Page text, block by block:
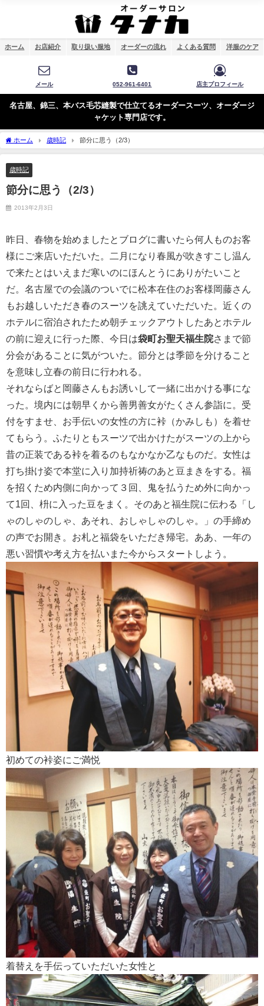
ホーム お店紹介 取り扱い服地 オーダーの流れ よくある質問 洋服のケア
メール 052-961-6401 店主プロフィール
名古屋、錦三、本バス毛芯縫製で仕立てるオーダースーツ、オーダージ
ャケット専門店です。
ホーム 歳時記 節分に思う（2/3）
歳時記
節分に思う（2/3）
2013年2月3日
昨日、春物を始めましたとブログに書いたら何人ものお客
様にご来店いただいた。二月になり春風が吹きすこし温ん
で来たとはいえまだ寒いのにほんとうにありがたいこと
だ。名古屋での会議のついでに松本在住のお客様岡藤さん
もお越しいただき春のスーツを誂えていただいた。近くの
ホテルに宿泊されたため朝チェックアウトしたあとホテル
の前に迎えに行った際、今日は袋町お聖天福生院さまで節
分会があることに気がついた。 節分とは季節を分けること
を意味し立春の前日に行われる。
それならばと岡藤さんもお誘いして一緒に出かける事にな
った。境内には朝早くから善男善女がたくさん参詣に。受
付をすませ、お手伝いの女性の方に裃（かみしも）を着せ
てもらう。ふたりともスーツで出かけたがスーツの上から
昔の正装である裃を着るのもなかなか乙なものだ。女性は
打ち掛け姿で本堂に入り加持祈祷のあと豆まきをする。福
を招くため内側に向かって３回、鬼を払うため外に向かっ
て1回、枡に入った豆をまく。そのあと福生院に伝わる「し
ゃのしゃのしゃ、あそれ、おしゃしゃのしゃ。」の手締め
の声でお開き。 お札と福袋をいただき帰宅。 ああ、一年の
悪い習慣や考え方を払いまた今からスタートしよう。
初めての裃姿にご満悦
着替えを手伝っていただいた女性と